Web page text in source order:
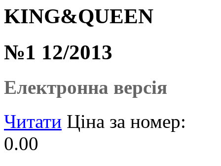
KING&QUEEN
№1 12/2013
Електронна версія
Читати Ціна за номер:
0.00